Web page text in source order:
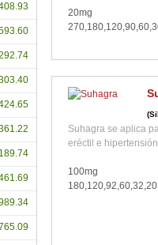
20mg
Suhagra se aplica
eréctil e
100mg